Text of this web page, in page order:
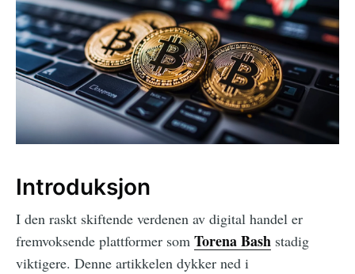
Introduksjon
I den raskt skiftende verdenen av digital handel er
fremvoksende plattformer som Torena Bash stadig
viktigere. Denne artikkelen dykker ned i